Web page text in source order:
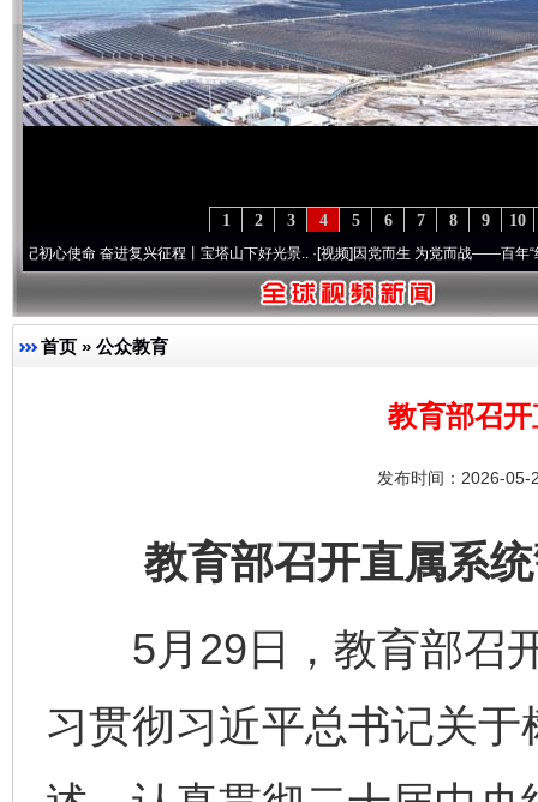
10
9
8
7
6
5
4
3
2
1
命 奋进复兴征程丨宝塔山下好光景..·[视频]因党而生 为党而战——百年“纪”事⑧加强
首页 » 公众教育
教育部召
发布时间：2026-
教育部召开直属系统
5月29日，教育部召开
习贯彻习近平总书记关